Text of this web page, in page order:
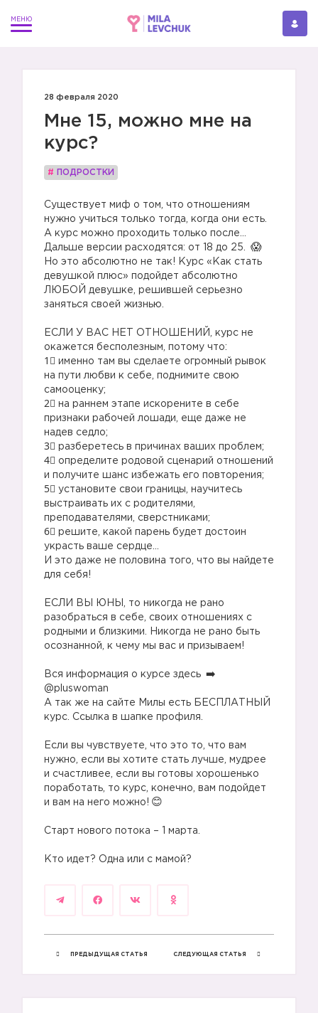
28 февраля 2020
Мне 15, можно мне на
курс?
# ПОДРОСТКИ
Существует миф о том, что отношениям
нужно учиться только тогда, когда они есть.
А курс можно проходить только после…
Дальше версии расходятся: от 18 до 25.
Но это абсолютно не так! Курс «Как стать
девушкой плюс» подойдет абсолютно
ЛЮБОЙ девушке, решившей серьезно
заняться своей жизнью.
ЕСЛИ У ВАС НЕТ ОТНОШЕНИЙ, курс не
окажется бесполезным, потому что:
1⃣ именно там вы сделаете огромный рывок
на пути любви к себе, поднимите свою
самооценку;
2⃣ на раннем этапе искорените в себе
признаки рабочей лошади, еще даже не
надев седло;
3⃣ разберетесь в причинах ваших проблем;
4⃣ определите родовой сценарий отношений
и получите шанс избежать его повторения;
5⃣ установите свои границы, научитесь
выстраивать их с родителями,
преподавателями, сверстниками;
6⃣ решите, какой парень будет достоин
украсть ваше сердце…
И это даже не половина того, что вы найдете
для себя!
ЕСЛИ ВЫ ЮНЫ, то никогда не рано
разобраться в себе, своих отношениях с
родными и близкими. Никогда не рано быть
осознанной, к чему мы вас и призываем!
Вся информация о курсе здесь
@pluswoman
А так же на сайте Милы есть БЕСПЛАТНЫЙ
курс. Ссылка в шапке профиля.
Если вы чувствуете, что это то, что вам
нужно, если вы хотите стать лучше, мудрее
и счастливее, если вы готовы хорошенько
поработать, то курс, конечно, вам подойдет
и вам на него можно!
Старт нового потока – 1 марта.
Кто идет? Одна или с мамой?
ПРЕДЫДУЩАЯ СТАТЬЯ СЛЕДУЮЩАЯ СТАТЬЯ